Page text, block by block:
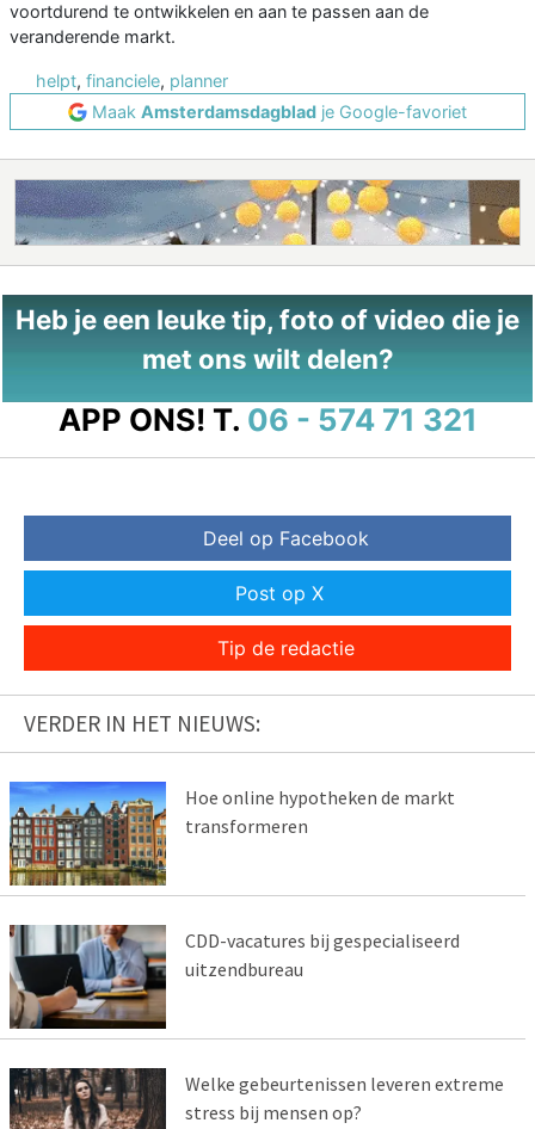
voortdurend te ontwikkelen en aan te passen aan de
veranderende markt.
helpt, financiele, planner
Maak Amsterdamsdagblad je Google-favoriet
Heb je een leuke tip, foto of video die je
met ons wilt delen?
APP ONS! T. 06 - 574 71 321
Deel op Facebook
Post op X
Tip de redactie
VERDER IN HET NIEUWS:
Hoe online hypotheken de markt
transformeren
CDD-vacatures bij gespecialiseerd
uitzendbureau
Welke gebeurtenissen leveren extreme
stress bij mensen op?